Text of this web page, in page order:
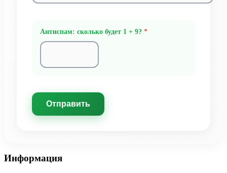
Антиспам: сколько будет 1 + 9? *
Отправить
Информация